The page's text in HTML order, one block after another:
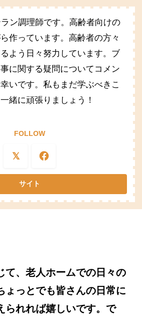
ン調理師です。高齢者向けの
作っています。高齢者の方々
よう日々努力しています。ブ
に関する疑問についてコメン
いです。私もまだ学ぶべきこ
緒に頑張りましょう！
FOLLOW
て、老人ホームでの日々の
ょっとでも皆さんの日常に
られれば嬉しいです。で